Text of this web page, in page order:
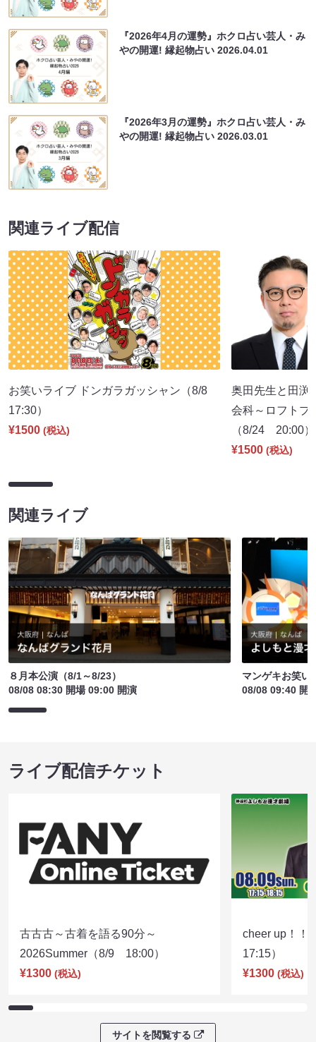
『2026年4月の運勢』ホクロ占い芸人・み
やの開運! 縁起物占い2026.04.01
『2026年3月の運勢』ホクロ占い芸人・み
やの開運! 縁起物占い2026.03.01
関連ライブ配信
お笑いライブ ドンガラガッシャン（8/8
17:30）
¥1500 (税込)
奥田先生と田渕
会科～ロフトプ
（8/24 20:00）
¥1500 (税込)
関連ライブ
８月本公演（8/1～8/23）
08/08 08:30 開場 09:00 開演
マンゲキお笑い
08/08 09:40 開
ライブ配信チケット
古古古～古着を語る90分～
2026Summer（8/9 18:00）
¥1300 (税込)
cheer up！
17:15）
¥1300 (税込)
サイトを閲覧する